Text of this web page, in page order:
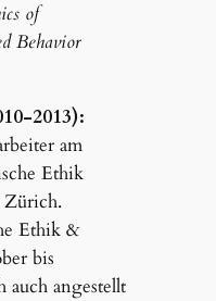
of
Behavior
2013):
am
Ethik
Ethik &
bis
auch angestellt